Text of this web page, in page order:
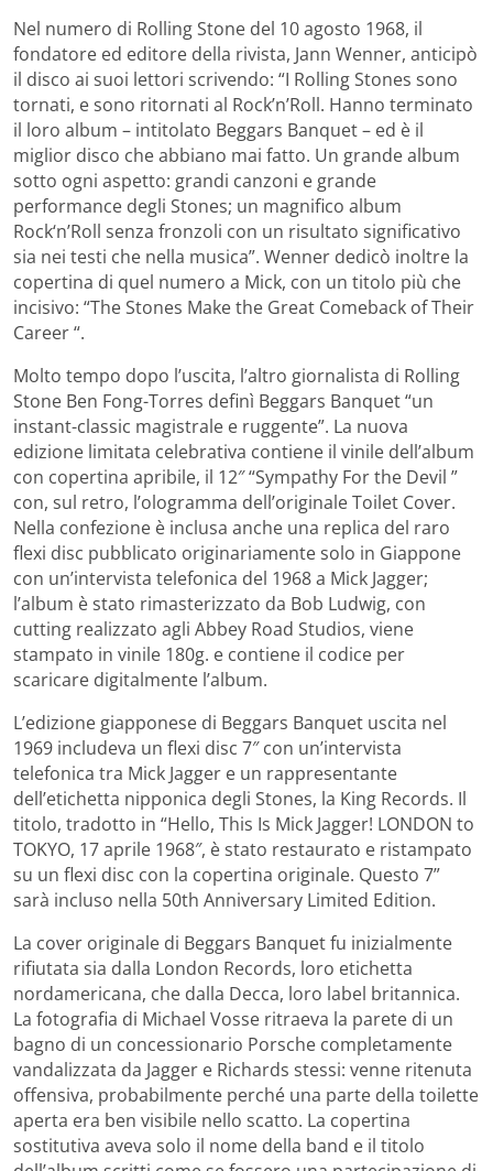
Nel numero di Rolling Stone del 10 agosto 1968, il
fondatore ed editore della rivista, Jann Wenner, anticipò
il disco ai suoi lettori scrivendo: “I Rolling Stones sono
tornati, e sono ritornati al Rock’n’Roll. Hanno terminato
il loro album – intitolato Beggars Banquet – ed è il
miglior disco che abbiano mai fatto. Un grande album
sotto ogni aspetto: grandi canzoni e grande
performance degli Stones; un magnifico album
Rock‘n’Roll senza fronzoli con un risultato significativo
sia nei testi che nella musica”. Wenner dedicò inoltre la
copertina di quel numero a Mick, con un titolo più che
incisivo: “The Stones Make the Great Comeback of Their
Career “.
Molto tempo dopo l’uscita, l’altro giornalista di Rolling
Stone Ben Fong-Torres definì Beggars Banquet “un
instant-classic magistrale e ruggente”. La nuova
edizione limitata celebrativa contiene il vinile dell’album
con copertina apribile, il 12″ “Sympathy For the Devil ”
con, sul retro, l’ologramma dell’originale Toilet Cover.
Nella confezione è inclusa anche una replica del raro
flexi disc pubblicato originariamente solo in Giappone
con un’intervista telefonica del 1968 a Mick Jagger;
l’album è stato rimasterizzato da Bob Ludwig, con
cutting realizzato agli Abbey Road Studios, viene
stampato in vinile 180g. e contiene il codice per
scaricare digitalmente l’album.
L’edizione giapponese di Beggars Banquet uscita nel
1969 includeva un flexi disc 7″ con un’intervista
telefonica tra Mick Jagger e un rappresentante
dell’etichetta nipponica degli Stones, la King Records. Il
titolo, tradotto in “Hello, This Is Mick Jagger! LONDON to
TOKYO, 17 aprile 1968″, è stato restaurato e ristampato
su un flexi disc con la copertina originale. Questo 7”
sarà incluso nella 50th Anniversary Limited Edition.
La cover originale di Beggars Banquet fu inizialmente
rifiutata sia dalla London Records, loro etichetta
nordamericana, che dalla Decca, loro label britannica.
La fotografia di Michael Vosse ritraeva la parete di un
bagno di un concessionario Porsche completamente
vandalizzata da Jagger e Richards stessi: venne ritenuta
offensiva, probabilmente perché una parte della toilette
aperta era ben visibile nello scatto. La copertina
sostitutiva aveva solo il nome della band e il titolo